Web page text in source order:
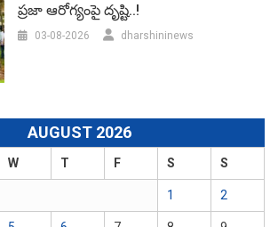
ప్రజా ఆరోగ్యంపై దృష్టి..!
03-08-2026 dharshininews
AUGUST 2026
W T F S S
1 2